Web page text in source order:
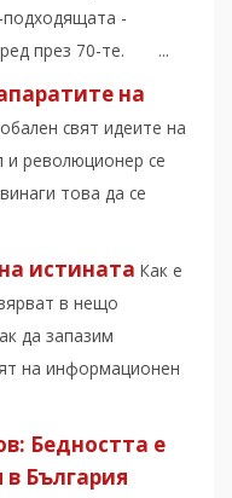
-
ред през 70-те. ...
на
свят идеите на
и революционер се
това да се
истината Как е
в нещо
да запазим
на информационен
Бедността е
България